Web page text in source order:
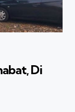
Di